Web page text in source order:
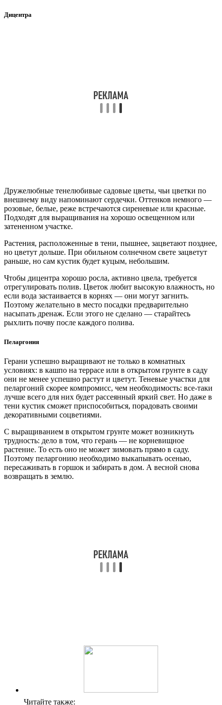
Дицентра
Дружелюбные тенелюбивые садовые цветы, чьи цветки по
внешнему виду напоминают сердечки. Оттенков немного —
розовые, белые, реже встречаются сиреневые или красные.
Подходят для выращивания на хорошо освещенном или
затененном участке.
Растения, расположенные в тени, пышнее, зацветают позднее,
но цветут дольше. При обильном солнечном свете зацветут
раньше, но сам кустик будет куцым, небольшим.
Чтобы дицентра хорошо росла, активно цвела, требуется
отрегулировать полив. Цветок любит высокую влажность, но
если вода застаивается в корнях — они могут загнить.
Поэтому желательно в место посадки предварительно
насыпать дренаж. Если этого не сделано — старайтесь
рыхлить почву после каждого полива.
Пеларгония
Герани успешно выращивают не только в комнатных
условиях: в кашпо на террасе или в открытом грунте в саду
они не менее успешно растут и цветут. Теневые участки для
пеларгоний скорее компромисс, чем необходимость: все-таки
лучше всего для них будет рассеянный яркий свет. Но даже в
тени кустик сможет приспособиться, порадовать своими
декоративными соцветиями.
С выращиванием в открытом грунте может возникнуть
трудность: дело в том, что герань — не корневищное
растение. То есть оно не может зимовать прямо в саду.
Поэтому пеларгонию необходимо выкапывать осенью,
пересаживать в горшок и забирать в дом. А весной снова
возвращать в землю.
Читайте также: